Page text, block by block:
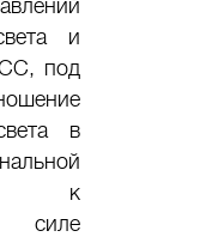
и
под
в
к
силе